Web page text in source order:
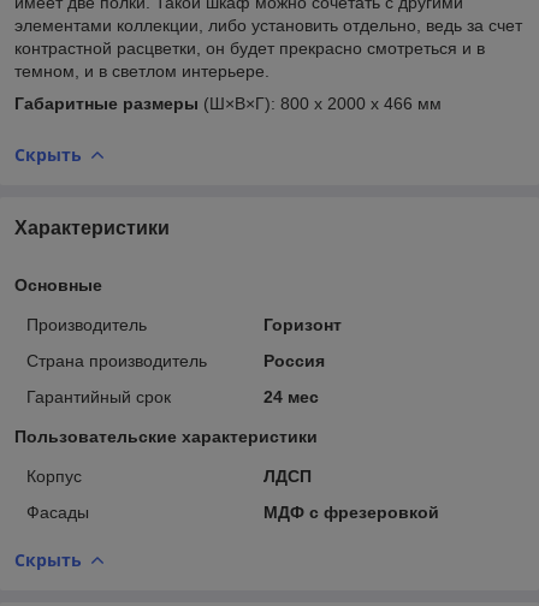
элементами коллекции, либо установить отдельно, ведь за счет
контрастной расцветки, он будет прекрасно смотреться и в
темном, и в светлом интерьере.
Габаритные размеры (Ш×В×Г): 800 х 2000 х 466 мм
Скрыть
Характеристики
Основные
Производитель
Горизонт
Страна производитель
Россия
Гарантийный срок
24 мес
Пользовательские характеристики
Корпус
ЛДСП
Фасады
МДФ с фрезеровкой
Скрыть